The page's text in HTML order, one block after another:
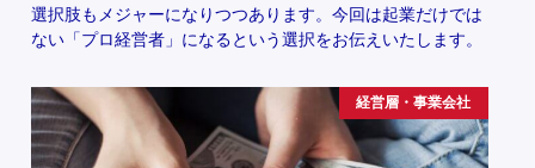
選択肢もメジャーになりつつあります。今回は起業だけでは
ない「プロ経営者」になるという選択をお伝えいたします。
経営層・事業会社